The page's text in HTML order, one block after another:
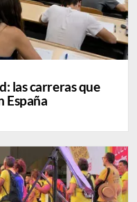
las carreras que
España